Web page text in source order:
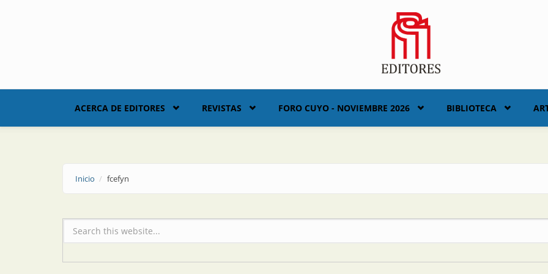
ACERCA DE EDITORES REVISTAS FORO CUYO - NOVIEMBRE 2026 BIBLIOTECA
Inicio fcefyn
Formulario de búsqueda